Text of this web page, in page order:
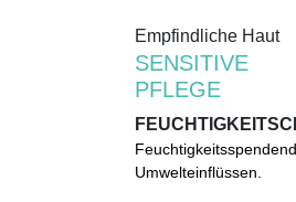
Empfindliche Haut
SENSITIVE
PFLEGE
hautberuhigendem
Empfindliche Haut
SENSITIVE
PFLEGE
Umwelteinflüssen.